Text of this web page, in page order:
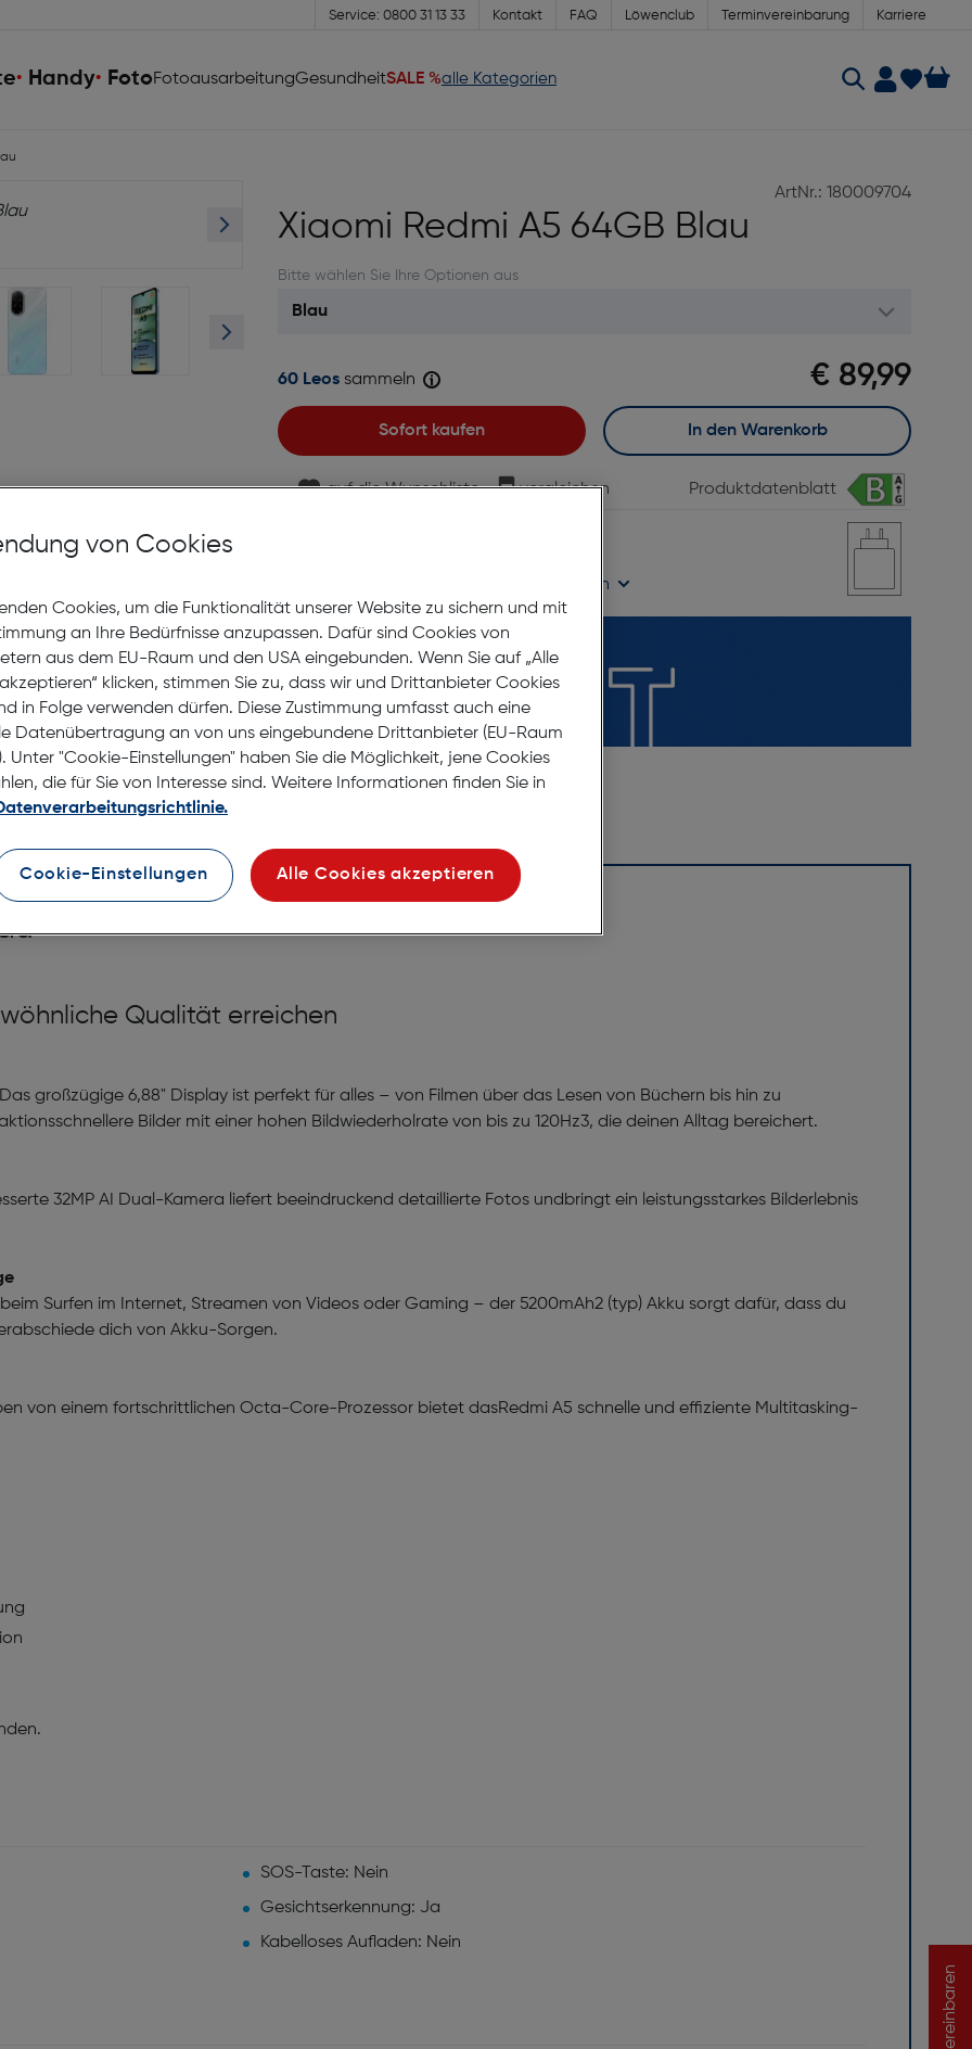
Service: 0800 31 13 33 Kontakt FAQ Löwenclub Terminvereinbarung Karriere
Handy FotoFotoausarbeitungGesundheitSALE %alle Kategorien
ArtNr.: 180009704
Xiaomi Redmi A5 64GB Blau
Bitte wählen Sie Ihre Optionen aus
€ 89,99
60 Leos sammeln
Sofort kaufen In den Warenkorb
auf die Wunschliste vergleichen Produktdatenblatt
Verfügbarkeit prüfen
Qualität erreichen
großzügige 6,88" Display ist perfekt für alles – von Filmen über das Lesen von Büchern bis hin zu
Bilder mit einer hohen Bildwiederholrate von bis zu 120Hz3, die deinen Alltag bereichert.
32MP AI Dual-Kamera liefert beeindruckend detaillierte Fotos undbringt ein leistungsstarkes Bilderlebnis
Surfen im Internet, Streamen von Videos oder Gaming – der 5200mAh2 (typ) Akku sorgt dafür, dass du
dich von Akku-Sorgen.
von einem fortschrittlichen Octa-Core-Prozessor bietet dasRedmi A5 schnelle und effiziente Multitasking-
SOS-Taste: Nein
Gesichtserkennung: Ja
Kabelloses Aufladen: Nein
vereinbaren
von Cookies
Cookies, um die Funktionalität unserer Website zu sichern und mit
an Ihre Bedürfnisse anzupassen. Dafür sind Cookies von
aus dem EU-Raum und den USA eingebunden. Wenn Sie auf „Alle
klicken, stimmen Sie zu, dass wir und Drittanbieter Cookies
in Folge verwenden dürfen. Diese Zustimmung umfasst auch eine
Datenübertragung an von uns eingebundene Drittanbieter (EU-Raum
Unter "Cookie-Einstellungen" haben Sie die Möglichkeit, jene Cookies
die für Sie von Interesse sind. Weitere Informationen finden Sie in
Cookie-Einstellungen Alle Cookies akzeptieren